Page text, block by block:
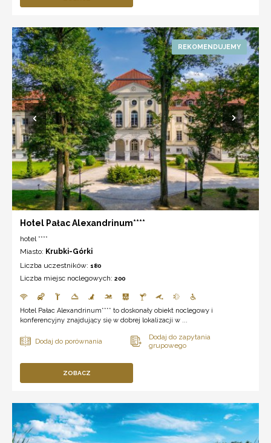
Hotel Pałac Alexandrinum****
hotel ****
Miasto: Krubki-Górki
Liczba uczestników: 180
Liczba miejsc noclegowych: 200
Hotel Pałac Alexandrinum**** to doskonały obiekt noclegowy i
konferencyjny znajdujący się w dobrej lokalizacji w ...
ZOBACZ